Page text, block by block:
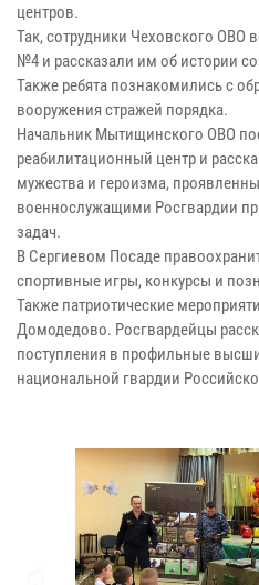
центров.
Так, сотрудники Чеховского ОВО
№4 и рассказали им об истории
Также ребята познакомились с
вооружения стражей порядка.
Начальник Мытищинского ОВО
реабилитационный центр и
мужества и героизма,
военнослужащими Росгвардии
задач.
В Сергиевом Посаде
спортивные игры, конкурсы и
Также патриотические
Домодедово. Росгвардейцы
поступления в профильные
национальной гвардии